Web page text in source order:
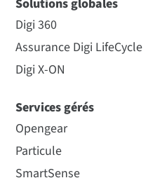
Solutions globales
Digi 360
Assurance Digi LifeCycle
Digi X-ON
Services gérés
Opengear
Particule
SmartSense